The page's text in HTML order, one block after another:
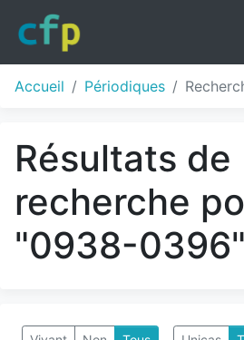
Accueil Périodiques
Résultats de
recherche
"0938-